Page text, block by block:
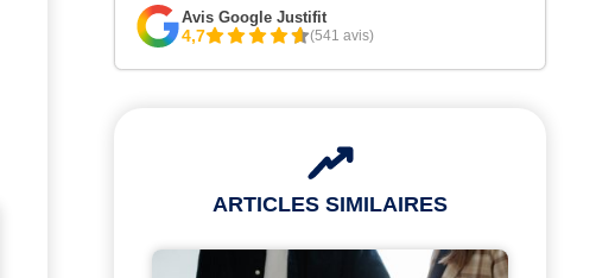
Avis Google Justifit
4,7 (541 avis)
ARTICLES SIMILAIRES